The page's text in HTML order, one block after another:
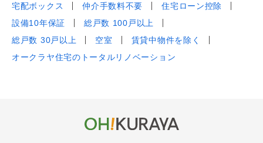
宅配ボックス
仲介手数料不要
住宅ローン控除
設備10年保証
総戸数 100戸以上
総戸数 30戸以上
空室
賃貸中物件を除く
オークラヤ住宅のトータルリノベーション